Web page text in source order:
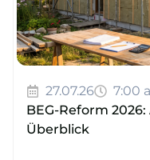
27.07.26
7:00
BEG-Reform
Überblick